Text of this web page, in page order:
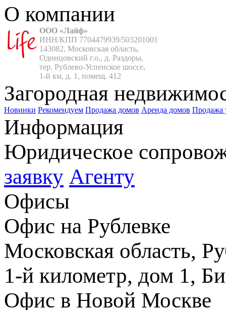
О компании
ООО «Лайф»
ИНН/КПП 7704479939/503201001
143082, Московская область,
Одинцовский г.о., д. Раздоры,
тер. Рублево-Успенское шоссе,
1-й км, д. 1, помещ. 412
Загородная
Новинки Рекомендуем Продажа домов Аренда домов Продажа
Информация
Юридическое
заявку Агенту
Офисы
Офис на Рублевке
Московская область,
1-й километр, дом 1,
Офис в Новой Москве